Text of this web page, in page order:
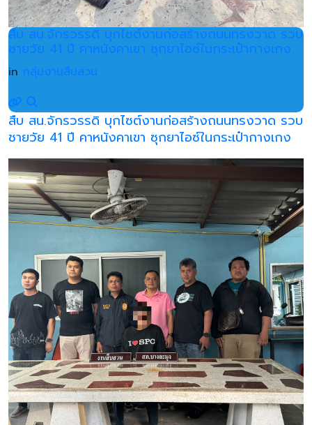
สืบ สน.จักรวรรดิ บุกไซต์งานก่อสร้างถนนทรงวาด รวบ
ชายวัย 41 ปี คาหนังคาเขา ซุกยาไอซ์ในกระเป๋ากางเกง
in กลุ่มงานสืบสวน
สืบ สน.จักรวรรดิ บุกไซต์งานก่อสร้างถนนทรงวาด รวบ
ชายวัย 41 ปี คาหนังคาเขา ซุกยาไอซ์ในกระเป๋ากางเกง